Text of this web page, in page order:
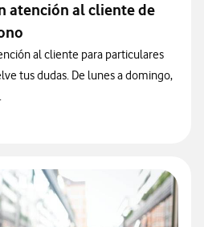
atención al cliente de
al cliente para particulares
tus dudas. De lunes a domingo,
con atención al cliente de Vodafone